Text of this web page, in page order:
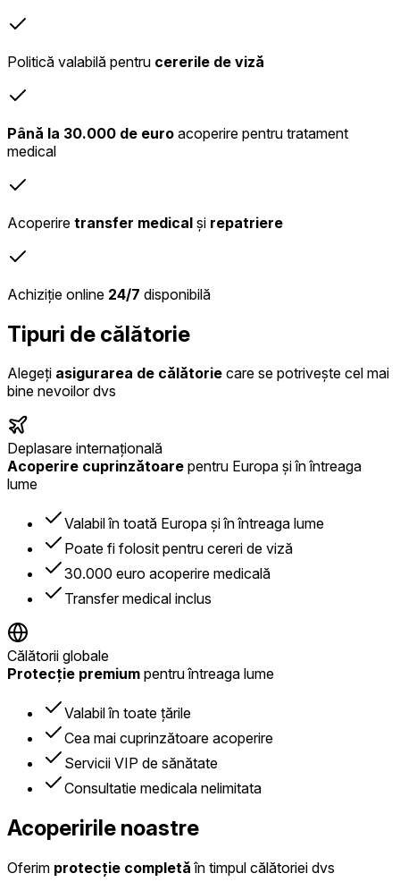
Politică valabilă pentru cererile de viză
Până la 30.000 de euro acoperire pentru tratament
medical
Acoperire transfer medical și repatriere
Achiziție online 24/7 disponibilă
Tipuri de călătorie
Alegeți asigurarea de călătorie care se potrivește cel mai
bine nevoilor dvs
Deplasare internațională
Acoperire cuprinzătoare pentru Europa și în întreaga
lume
Valabil în toată Europa și în întreaga lume
Poate fi folosit pentru cereri de viză
30.000 euro acoperire medicală
Transfer medical inclus
Călătorii globale
Protecție premium pentru întreaga lume
Valabil în toate țările
Cea mai cuprinzătoare acoperire
Servicii VIP de sănătate
Consultatie medicala nelimitata
Acoperirile noastre
Oferim protecție completă în timpul călătoriei dvs